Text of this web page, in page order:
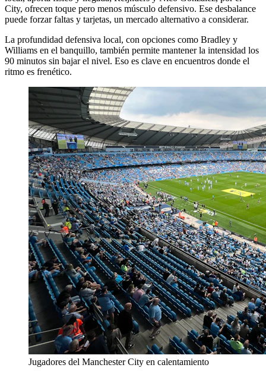
City, ofrecen toque pero menos músculo defensivo. Ese desbalance
puede forzar faltas y tarjetas, un mercado alternativo a considerar.
La profundidad defensiva local, con opciones como Bradley y
Williams en el banquillo, también permite mantener la intensidad los
90 minutos sin bajar el nivel. Eso es clave en encuentros donde el
ritmo es frenético.
Jugadores del Manchester City en calentamiento